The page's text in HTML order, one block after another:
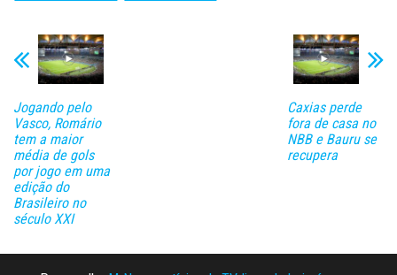
Jogando pelo
Vasco, Romário
tem a maior
média de gols
por jogo em uma
edição do
Brasileiro no
século XXI
Caxias perde
fora de casa no
NBB e Bauru se
recupera